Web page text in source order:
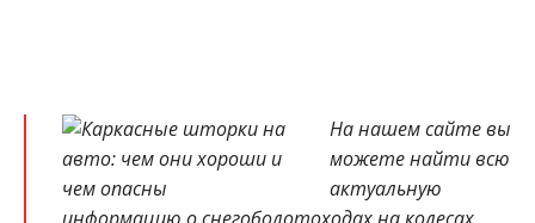
На нашем сайте вы
можете найти всю
актуальную